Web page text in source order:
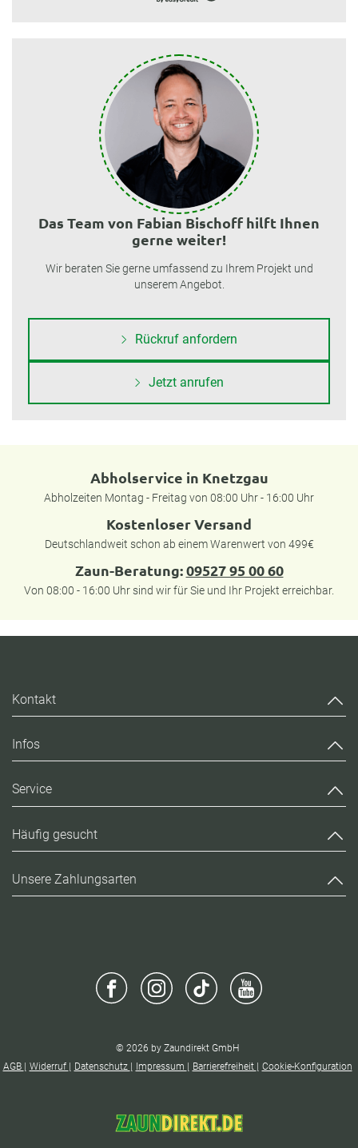
Das Team von Fabian Bischoff hilft Ihnen
gerne weiter!
Wir beraten Sie gerne umfassend zu Ihrem Projekt und
unserem Angebot.
Rückruf anfordern
Jetzt anrufen
Abholservice in Knetzgau
Abholzeiten Montag - Freitag von 08:00 Uhr - 16:00 Uhr
Kostenloser Versand
Deutschlandweit schon ab einem Warenwert von 499€
Zaun-Beratung:09527 95 00 60
Von 08:00 - 16:00 Uhr sind wir für Sie und Ihr Projekt erreichbar.
Kontakt
Infos
Service
Häufig gesucht
Unsere Zahlungsarten
© 2026 by Zaundirekt GmbH
AGB
Widerruf Datenschutz Impressum Barrierefreiheit Cookie-Konfiguration